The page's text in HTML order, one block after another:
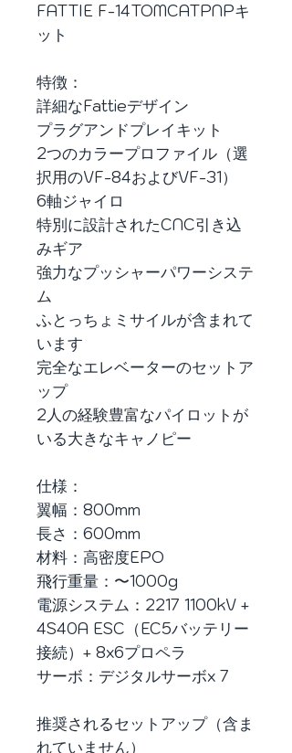
FATTIE F-14TOMCATPNPキ
ット
特徴：
詳細なFattieデザイン
プラグアンドプレイキット
2つのカラープロファイル（選
択用のVF-84およびVF-31）
6軸ジャイロ
特別に設計されたCNC引き込
みギア
強力なプッシャーパワーシステ
ム
ふとっちょミサイルが含まれて
います
完全なエレベーターのセットア
ップ
2人の経験豊富なパイロットが
いる大きなキャノピー
仕様：
翼幅：800mm
長さ：600mm
材料：高密度EPO
飛行重量：〜1000g
電源システム：2217 1100kV +
4S40A ESC（EC5バッテリー
接続）+ 8x6プロペラ
サーボ：デジタルサーボx 7
推奨されるセットアップ（含ま
れていません）